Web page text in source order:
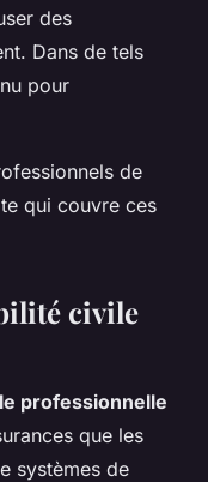
des
Dans de tels
pour
de
qui couvre ces
civile
professionnelle
que les
systèmes de